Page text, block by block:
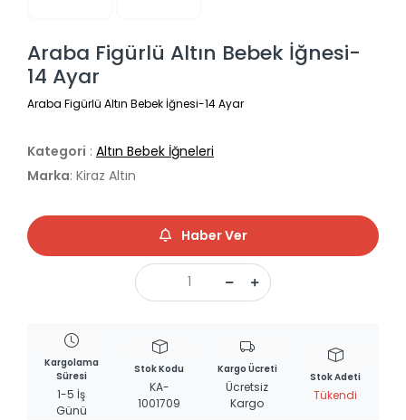
Araba Figürlü Altın Bebek İğnesi-
14 Ayar
Araba Figürlü Altın Bebek İğnesi-14 Ayar
Kategori : Altın Bebek İğneleri
Marka: Kiraz Altın
Haber Ver
Kargolama
Süresi
1-5 İş
Günü
Stok Kodu
KA-
1001709
Kargo Ücreti
Ücretsiz
Kargo
Stok Adeti
Tükendi